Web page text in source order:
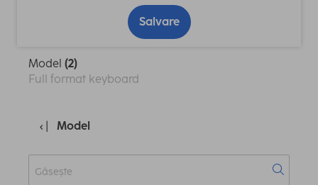
Salvare
Model (2)
Full format keyboard
Model